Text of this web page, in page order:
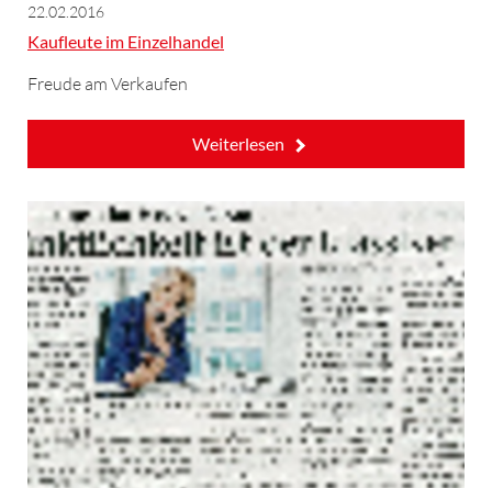
22.02.2016
Kaufleute im Einzelhandel
Freude am Verkaufen
Weiterlesen